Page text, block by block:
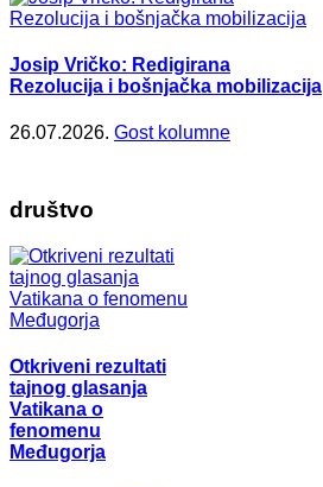
Josip Vričko: Redigirana
Rezolucija i bošnjačka mobilizacija
26.07.2026. Gost kolumne
društvo
Otkriveni rezultati
tajnog glasanja
Vatikana o
fenomenu
Međugorja